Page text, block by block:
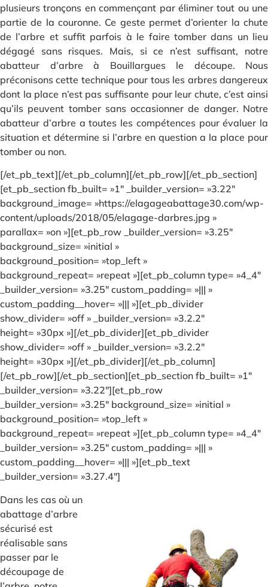
plusieurs tronçons en commençant par éliminer tout ou une
partie de la couronne. Ce geste permet d’orienter la chute
de l’arbre et suffit parfois à le faire tomber dans un lieu
dégagé sans risques. Mais, si ce n’est suffisant, notre
abatteur d’arbre à Bouillargues le découpe. Nous
préconisons cette technique pour tous les arbres dangereux
dont la place n’est pas suffisante pour leur chute, c’est ainsi
qu’ils peuvent tomber sans occasionner de danger. Notre
abatteur d’arbre a toutes les compétences pour évaluer la
situation et détermine si l’arbre en question a la place pour
tomber ou non.
[/et_pb_text][/et_pb_column][/et_pb_row][/et_pb_section]
[et_pb_section fb_built= »1″ _builder_version= »3.22″
background_image= »https://elagageabattage30.com/wp-
content/uploads/2018/05/elagage-darbres.jpg »
parallax= »on »][et_pb_row _builder_version= »3.25″
background_size= »initial »
background_position= »top_left »
background_repeat= »repeat »][et_pb_column type= »4_4″
_builder_version= »3.25″ custom_padding= »||| »
custom_padding__hover= »||| »][et_pb_divider
show_divider= »off » _builder_version= »3.2.2″
height= »30px »][/et_pb_divider][et_pb_divider
show_divider= »off » _builder_version= »3.2.2″
height= »30px »][/et_pb_divider][/et_pb_column]
[/et_pb_row][/et_pb_section][et_pb_section fb_built= »1″
_builder_version= »3.22″][et_pb_row
_builder_version= »3.25″ background_size= »initial »
background_position= »top_left »
background_repeat= »repeat »][et_pb_column type= »4_4″
_builder_version= »3.25″ custom_padding= »||| »
custom_padding__hover= »||| »][et_pb_text
_builder_version= »3.27.4″]
Dans les cas où un
abattage d’arbre
sécurisé est
réalisable sans
passer par le
découpage de